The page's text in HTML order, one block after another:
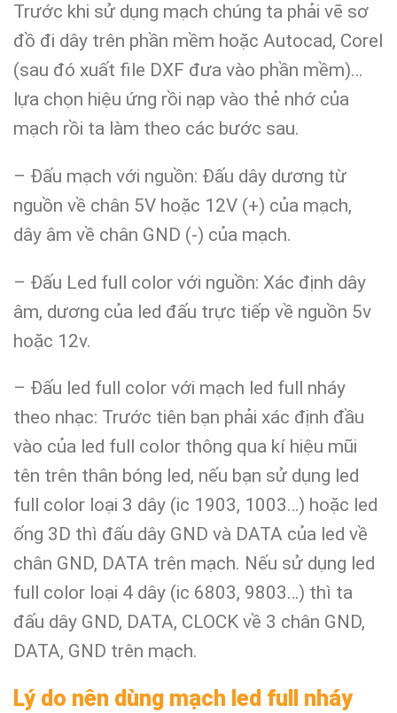
Trước khi sử dụng mạch chúng ta phải vẽ sơ
đồ đi dây trên phần mềm hoặc Autocad, Corel
(sau đó xuất file DXF đưa vào phần mềm)…
lựa chọn hiệu ứng rồi nạp vào thẻ nhớ của
mạch rồi ta làm theo các bước sau.
– Đấu mạch với nguồn: Đấu dây dương từ
nguồn về chân 5V hoặc 12V (+) của mạch,
dây âm về chân GND (-) của mạch.
– Đấu Led full color với nguồn: Xác định dây
âm, dương của led đấu trực tiếp về nguồn 5v
hoặc 12v.
– Đấu led full color với mạch led full nháy
theo nhạc: Trước tiên bạn phải xác định đầu
vào của led full color thông qua kí hiệu mũi
tên trên thân bóng led, nếu bạn sử dụng led
full color loại 3 dây (ic 1903, 1003…) hoặc led
ống 3D thì đấu dây GND và DATA của led về
chân GND, DATA trên mạch. Nếu sử dụng led
full color loại 4 dây (ic 6803, 9803…) thì ta
đấu dây GND, DATA, CLOCK về 3 chân GND,
DATA, GND trên mạch.
Lý do nên dùng mạch led full nháy